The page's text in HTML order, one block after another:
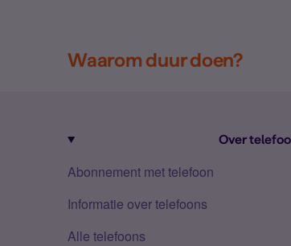
Waarom duur doen?
Over
Abonnement met telefoon
Informatie over telefoons
Alle telefoons